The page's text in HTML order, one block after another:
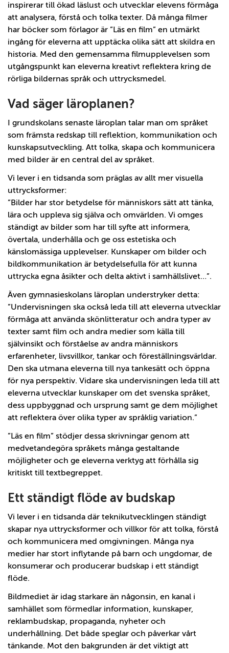
inspirerar till ökad läslust och utvecklar elevens förmåga
att analysera, förstå och tolka texter. Då många filmer
har böcker som förlagor är ”Läs en film” en utmärkt
ingång för eleverna att upptäcka olika sätt att skildra en
historia. Med den gemensamma filmupplevelsen som
utgångspunkt kan eleverna kreativt reflektera kring de
rörliga bildernas språk och uttrycksmedel.
Vad säger läroplanen?
I grundskolans senaste läroplan talar man om språket
som främsta redskap till reflektion, kommunikation och
kunskapsutveckling. Att tolka, skapa och kommunicera
med bilder är en central del av språket.
Vi lever i en tidsanda som präglas av allt mer visuella
uttrycksformer:
”Bilder har stor betydelse för människors sätt att tänka,
lära och uppleva sig själva och omvärlden. Vi omges
ständigt av bilder som har till syfte att informera,
övertala, underhålla och ge oss estetiska och
känslomässiga upplevelser. Kunskaper om bilder och
bildkommunikation är betydelsefulla för att kunna
uttrycka egna åsikter och delta aktivt i samhällslivet…”.
Även gymnasieskolans läroplan understryker detta:
”Undervisningen ska också leda till att eleverna utvecklar
förmåga att använda skönlitteratur och andra typer av
texter samt film och andra medier som källa till
självinsikt och förståelse av andra människors
erfarenheter, livsvillkor, tankar och föreställningsvärldar.
Den ska utmana eleverna till nya tankesätt och öppna
för nya perspektiv. Vidare ska undervisningen leda till att
eleverna utvecklar kunskaper om det svenska språket,
dess uppbyggnad och ursprung samt ge dem möjlighet
att reflektera över olika typer av språklig variation.”
”Läs en film” stödjer dessa skrivningar genom att
medvetandegöra språkets många gestaltande
möjligheter och ge eleverna verktyg att förhålla sig
kritiskt till textbegreppet.
Ett ständigt flöde av budskap
Vi lever i en tidsanda där teknikutvecklingen ständigt
skapar nya uttrycksformer och villkor för att tolka, förstå
och kommunicera med omgivningen. Många nya
medier har stort inflytande på barn och ungdomar, de
konsumerar och producerar budskap i ett ständigt
flöde.
Bildmediet är idag starkare än någonsin, en kanal i
samhället som förmedlar information, kunskaper,
reklambudskap, propaganda, nyheter och
underhållning. Det både speglar och påverkar vårt
tänkande. Mot den bakgrunden är det viktigt att